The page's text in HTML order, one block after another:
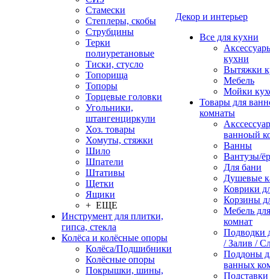
Стамески
Степлеры, скобы
Струбцины
Терки
полиуретановые
Тиски, стусло
Топорища
Топоры
Торцевые головки
Угольники,
штангенциркули
Хоз. товары
Хомуты, стяжки
Шило
Шпатели
Штативы
Щетки
Ящики
+ ЕЩЕ
Инструмент для плитки,
гипса, стекла
Колёса и колёсные опоры
Колёса/Подшибники
Колёсные опоры
Покрышки, шины,
Декор и интерьер
Все для кухни
кухни
Вытяжки
Мебель
Мойки
Товары для
комнаты
ванноый
Ванны
Вантузы/
Для бани
Душевые
Коврики
Корзины
Мебель
комнат
Подводки
/ Залив /
Поддоны
ванных